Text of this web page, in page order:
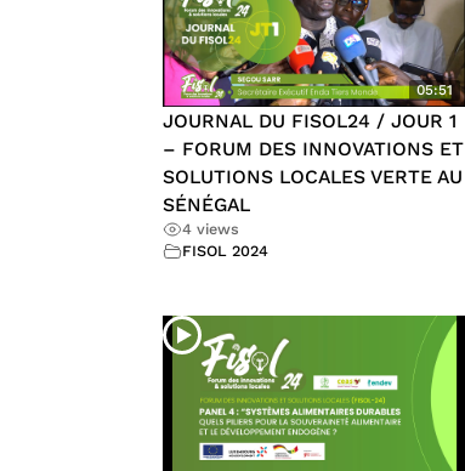
05:51
JOURNAL DU FISOL24 / JOUR 1
– FORUM DES INNOVATIONS ET
SOLUTIONS LOCALES VERTE AU
SÉNÉGAL
4 views
FISOL 2024